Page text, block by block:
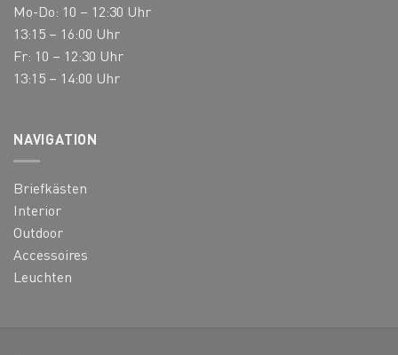
Mo-Do: 10 – 12:30 Uhr
13:15 – 16:00 Uhr
Fr: 10 – 12:30 Uhr
13:15 – 14:00 Uhr
NAVIGATION
Briefkästen
Interior
Outdoor
Accessoires
Leuchten